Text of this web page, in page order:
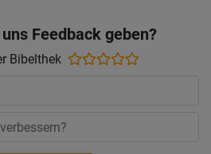
Feedback geben?
Bibelthek